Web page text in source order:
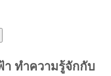
า ทำความรู้จักกับ